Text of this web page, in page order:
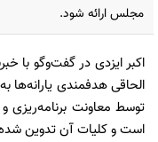
مجلس ارائه شود.
اکبر ایزدی در گفت‌وگو با
توسط معاونت برنامه‌ریزی
است و کلیات آن تدوین